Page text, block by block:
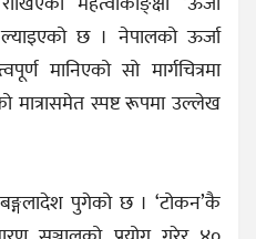
ल्याइएको छ । नेपालको ऊर्जा
मानिएको सो मार्गचित्रमा
मात्रासमेत स्पष्ट रूपमा उल्लेख
पुगेको छ । ‘टोकन’कै